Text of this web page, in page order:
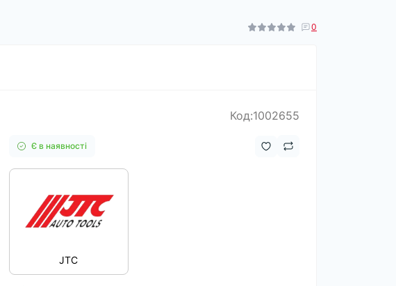
0
Код:1002655
Є в наявності
JTC